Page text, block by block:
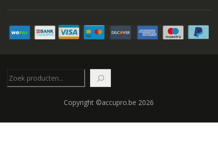
Copyright ©accupro.be 2026